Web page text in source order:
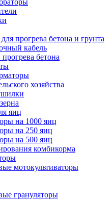
прогрева бетона и грунта
кабель
бетона
хозяйства
яиц
на 1000 яиц
на 250 яиц
на 500 яиц
комбикорма
мотокультиваторы
грануляторы